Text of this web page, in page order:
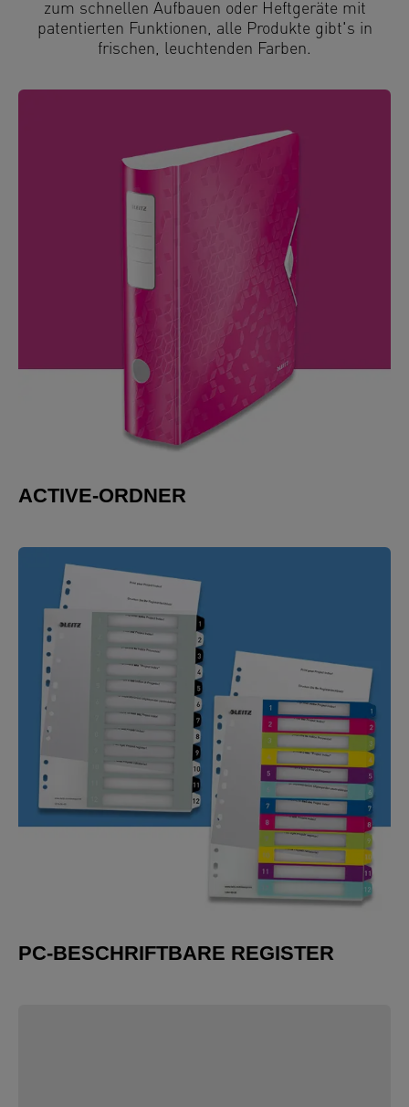
zum schnellen Aufbauen oder Heftgeräte mit
patentierten Funktionen, alle Produkte gibt's in
frischen, leuchtenden Farben.
ACTIVE-ORDNER
PC-BESCHRIFTBARE REGISTER